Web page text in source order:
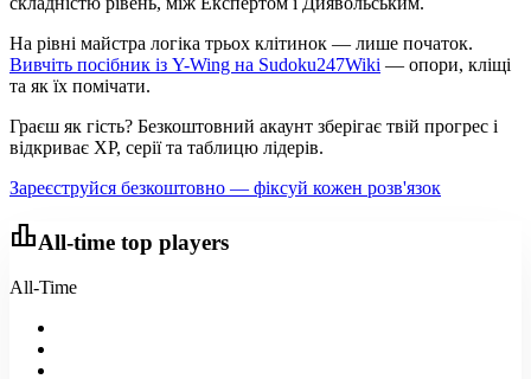
На рівні майстра логіка трьох клітинок — лише початок.
Вивчіть посібник із Y-Wing на Sudoku247Wiki — опори, кліщі
та як їх помічати.
Граєш як гість? Безкоштовний акаунт зберігає твій прогрес і
відкриває XP, серії та таблицю лідерів.
Зареєструйся безкоштовно — фіксуй кожен розв'язок
leaderboardAll-time top players
All-Time